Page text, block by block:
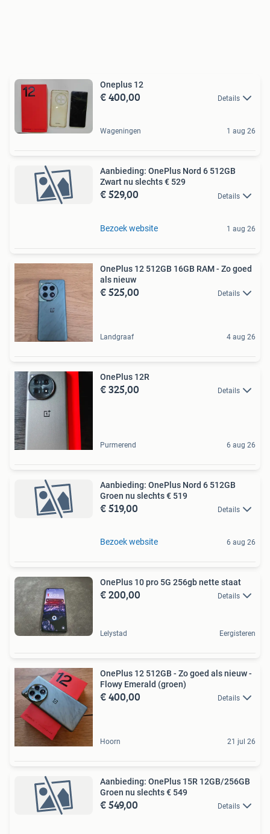
Oneplus 12
€ 400,00 Details
Wageningen 1 aug 26
Aanbieding: OnePlus Nord 6 512GB
Zwart nu slechts € 529
€ 529,00 Details
Bezoek website 1 aug 26
OnePlus 12 512GB 16GB RAM - Zo goed
als nieuw
€ 525,00 Details
Landgraaf 4 aug 26
OnePlus 12R
€ 325,00 Details
Purmerend 6 aug 26
Aanbieding: OnePlus Nord 6 512GB
Groen nu slechts € 519
€ 519,00 Details
Bezoek website 6 aug 26
OnePlus 10 pro 5G 256gb nette staat
€ 200,00 Details
Lelystad Eergisteren
OnePlus 12 512GB - Zo goed als nieuw -
Flowy Emerald (groen)
€ 400,00 Details
Hoorn 21 jul 26
Aanbieding: OnePlus 15R 12GB/256GB
Groen nu slechts € 549
€ 549,00 Details